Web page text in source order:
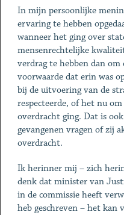
In mijn persoonlijke
ervaring te hebben
wanneer het ging over
mensenrechtelijke
verdrag te hebben dan om
voorwaarde dat erin was
bij de uitvoering van de
respecteerde, of het nu
overdracht ging. Dat is
gevangenen vragen of zij
overdracht.
Ik herinner mij – zich
denk dat minister van
in de commissie heeft
heb geschreven – het kan